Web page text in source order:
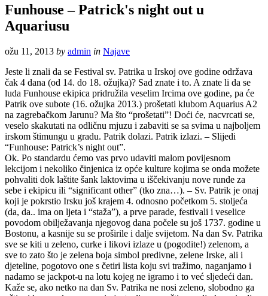
Funhouse – Patrick's night out u
Aquariusu
ožu 11, 2013 by admin in Najave
Jeste li znali da se Festival sv. Patrika u Irskoj ove godine održava
čak 4 dana (od 14. do 18. ožujka)? Sad znate i to. A znate li da se
luda Funhouse ekipica pridružila veselim Ircima ove godine, pa će
Patrik ove subote (16. ožujka 2013.) prošetati klubom Aquarius A2
na zagrebačkom Jarunu? Ma što “prošetati”! Doći će, nacvrcati se,
veselo skakutati na odličnu mjuzu i zabaviti se sa svima u najboljem
irskom štimungu u gradu. Patrik dolazi. Patrik izlazi. – Slijedi
“Funhouse: Patrick’s night out”.
Ok. Po standardu ćemo vas prvo udaviti malom povijesnom
lekcijom i nekoliko činjenica iz opće kulture kojima se onda možete
pohvaliti dok laštite šank laktovima u iščekivanju nove runde za
sebe i ekipicu ili “significant other” (tko zna…). – Sv. Patrik je onaj
koji je pokrstio Irsku još krajem 4. odnosno početkom 5. stoljeća
(da, da.. ima on ljeta i “staža”), a prve parade, festivali i veselice
povodom obilježavanja njegovog dana počele su još 1737. godine u
Bostonu, a kasnije su se proširile i dalje svijetom. Na dan Sv. Patrika
sve se kiti u zeleno, curke i likovi izlaze u (pogodite!) zelenom, a
sve to zato što je zelena boja simbol predivne, zelene Irske, ali i
djeteline, pogotovo one s četiri lista koju svi tražimo, naganjamo i
nadamo se jackpot-u na lotu kojeg ne igramo i to već sljedeći dan.
Kaže se, ako netko na dan Sv. Patrika ne nosi zeleno, slobodno ga